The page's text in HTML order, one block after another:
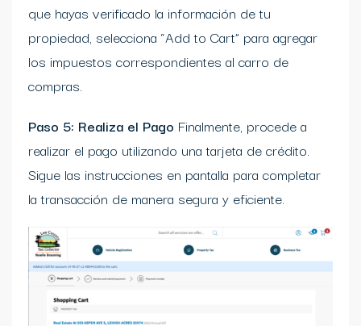
que hayas verificado la información de tu
propiedad, selecciona “Add to Cart” para agregar
los impuestos correspondientes al carro de
compras.
Paso 5: Realiza el Pago Finalmente, procede a
realizar el pago utilizando una tarjeta de crédito.
Sigue las instrucciones en pantalla para completar
la transacción de manera segura y eficiente.